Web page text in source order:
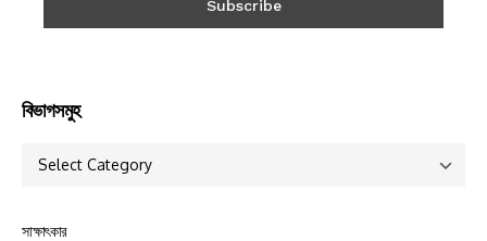
বিভাগসমুহ
সাক্ষাৎকার